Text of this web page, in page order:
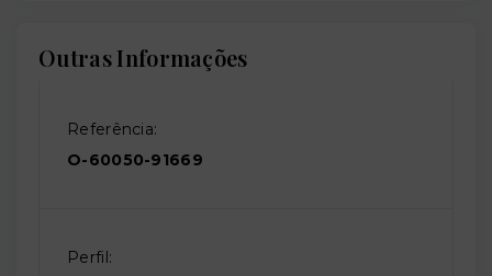
Outras Informações
Referência:
O-60050-91669
Perfil: